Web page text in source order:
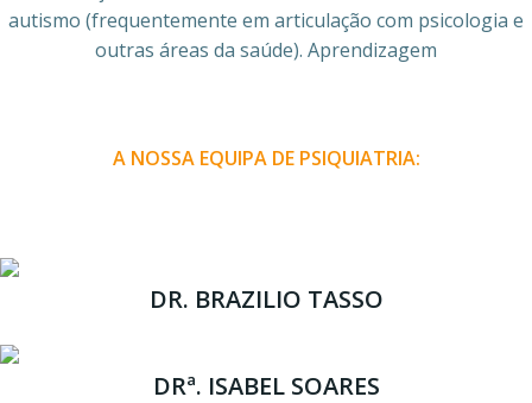
autismo (frequentemente em articulação com psicologia e
outras áreas da saúde). Aprendizagem
A NOSSA EQUIPA DE PSIQUIATRIA:
DR. BRAZILIO TASSO
DRª. ISABEL SOARES